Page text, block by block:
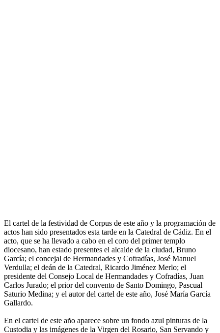
El cartel de la festividad de Corpus de este año y la programación de
actos han sido presentados esta tarde en la Catedral de Cádiz. En el
acto, que se ha llevado a cabo en el coro del primer templo
diocesano, han estado presentes el alcalde de la ciudad, Bruno
García; el concejal de Hermandades y Cofradías, José Manuel
Verdulla; el deán de la Catedral, Ricardo Jiménez Merlo; el
presidente del Consejo Local de Hermandades y Cofradías, Juan
Carlos Jurado; el prior del convento de Santo Domingo, Pascual
Saturio Medina; y el autor del cartel de este año, José María García
Gallardo.
En el cartel de este año aparece sobre un fondo azul pinturas de la
Custodia y las imágenes de la Virgen del Rosario, San Servando y